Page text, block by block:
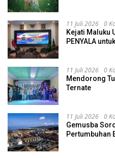
11 Juli 2026 0
Kejati Maluku
PENYALA
11 Juli 2026 0
Mendorong
Ternate
11 Juli 2026 0
Gemusba
Pertumbuhan